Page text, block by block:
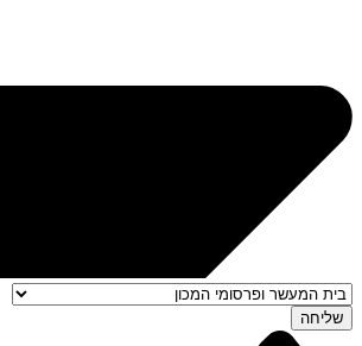
שליחה